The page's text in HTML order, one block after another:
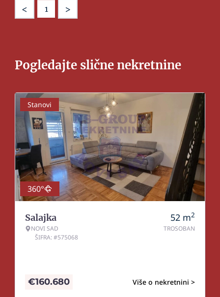
< 1 >
Pogledajte slične nekretnine
Stanovi
360°
Salajka
NOVI SAD
ŠIFRA: #575068
52 m2
TROSOBAN
Više o nekretnini >
€160.680